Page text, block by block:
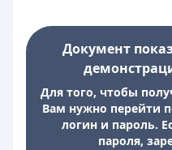
Документ
Для того, чтобы
Вам нужно перейти
логин и пароль.
пароля,